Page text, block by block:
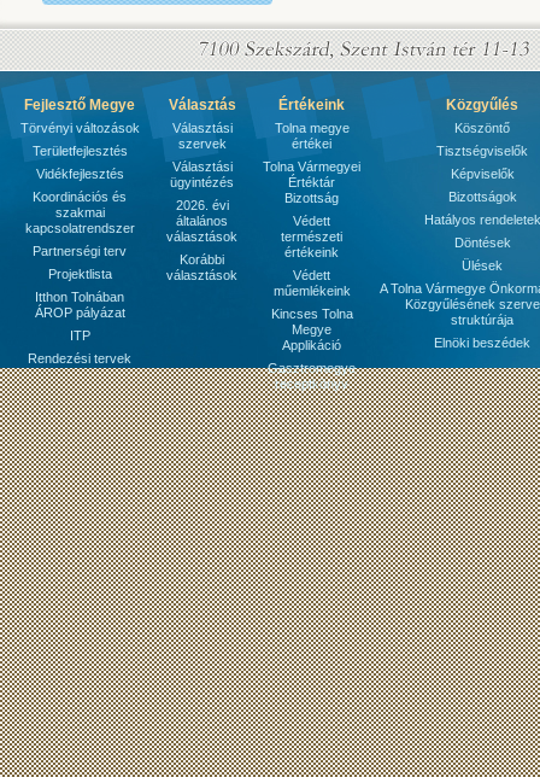
Fejlesztő Megye
Törvényi változások
Területfejlesztés
Vidékfejlesztés
Koordinációs és
szakmai
kapcsolatrendszer
Partnerségi terv
Projektlista
Itthon Tolnában
ÁROP pályázat
ITP
Rendezési tervek
Választás
Választási
szervek
Választási
ügyintézés
2026. évi
általános
választások
Korábbi
választások
Értékeink
Tolna megye
értékei
Tolna Vármegyei
Értéktár
Bizottság
Védett
természeti
értékeink
Védett
műemlékeink
Kincses Tolna
Megye
Applikáció
Gasztromegye
receptkönyv
Közgyűlés
Köszöntő
Tisztségviselők
Képviselők
Bizottságok
Hatályos rendeletek
Döntések
Ülések
A Tolna Vármegye
Közgyűlésének
struktúrája
Elnöki beszédek